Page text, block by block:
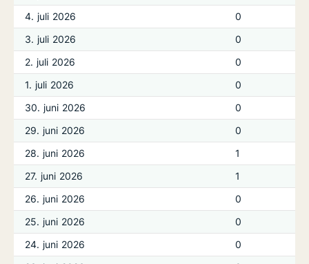
4. juli 2026
0
3. juli 2026
0
2. juli 2026
0
1. juli 2026
0
30. juni 2026
0
29. juni 2026
0
28. juni 2026
1
27. juni 2026
1
26. juni 2026
0
25. juni 2026
0
24. juni 2026
0